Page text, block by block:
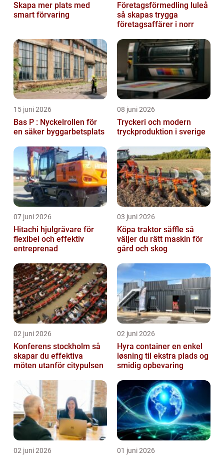
Skapa mer plats med
smart förvaring
Företagsförmedling luleå
så skapas trygga
företagsaffärer i norr
15 juni 2026
Bas P : Nyckelrollen för
en säker byggarbetsplats
08 juni 2026
Tryckeri och modern
tryckproduktion i sverige
07 juni 2026
Hitachi hjulgrävare för
flexibel och effektiv
entreprenad
03 juni 2026
Köpa traktor säffle så
väljer du rätt maskin för
gård och skog
02 juni 2026
Konferens stockholm så
skapar du effektiva
möten utanför citypulsen
02 juni 2026
Hyra container en enkel
løsning til ekstra plads og
smidig opbevaring
02 juni 2026 01 juni 2026